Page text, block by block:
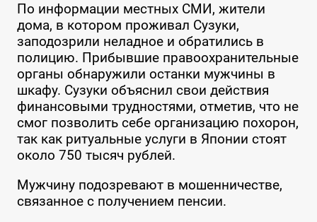
По информации местных СМИ, жители
дома, в котором проживал Сузуки,
заподозрили неладное и обратились в
полицию. Прибывшие правоохранительные
органы обнаружили останки мужчины в
шкафу. Сузуки объяснил свои действия
финансовыми трудностями, отметив, что не
смог позволить себе организацию похорон,
так как ритуальные услуги в Японии стоят
около 750 тысяч рублей.
Мужчину подозревают в мошенничестве,
связанное с получением пенсии.